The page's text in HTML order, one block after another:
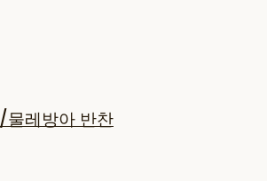
레방아 반찬